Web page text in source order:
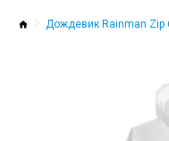
Дождевик Rainman Zip